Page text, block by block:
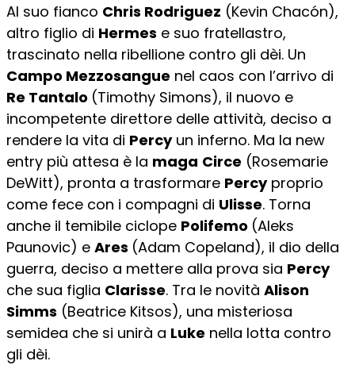
Al suo fianco Chris Rodriguez (Kevin Chacón),
altro figlio di Hermes e suo fratellastro,
trascinato nella ribellione contro gli dèi. Un
Campo Mezzosangue nel caos con l’arrivo di
Re Tantalo (Timothy Simons), il nuovo e
incompetente direttore delle attività, deciso a
rendere la vita di Percyun inferno. Ma la new
entry più attesa è la maga Circe (Rosemarie
DeWitt), pronta a trasformare Percyproprio
come fece con i compagni di Ulisse. Torna
anche il temibile ciclope Polifemo (Aleks
Paunovic) e Ares (Adam Copeland), il dio della
guerra, deciso a mettere alla prova sia Percy
che sua figlia Clarisse. Tra le novità Alison
Simms (Beatrice Kitsos), una misteriosa
semidea che si unirà a Luke nella lotta contro
gli dèi.